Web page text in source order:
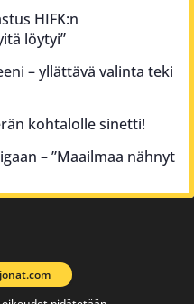
HIFK:n
löytyi”
– yllättävä valinta teki
kohtalolle sinetti!
– ”Maailmaa nähnyt